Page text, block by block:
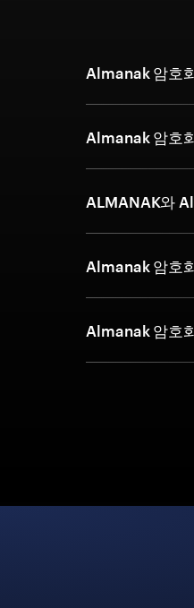
Almanak 암호
Almanak 암호
ALMANAK와
Almanak 암호
Almanak 암호